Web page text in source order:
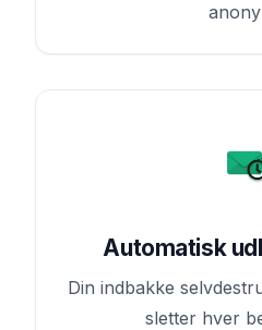
Automatisk
Din indbakke
sletter hver